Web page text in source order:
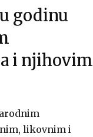
godinu
i njihovim
likovnim i